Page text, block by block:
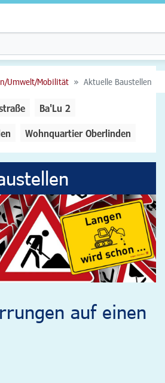
Umwelt/Mobilität Aktuelle Baustellen
Ba'Lu 2
Wohnquartier Oberlinden
auf einen